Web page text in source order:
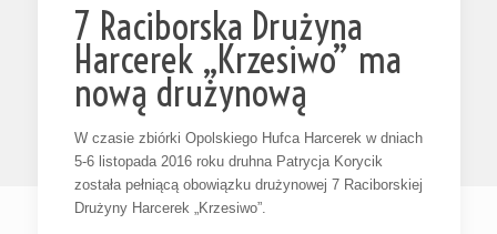
7 Raciborska Drużyna
Harcerek „Krzesiwo” ma
nową drużynową
W czasie zbiórki Opolskiego Hufca Harcerek w dniach
5-6 listopada 2016 roku druhna Patrycja Korycik
została pełniącą obowiązku drużynowej 7 Raciborskiej
Drużyny Harcerek „Krzesiwo”.